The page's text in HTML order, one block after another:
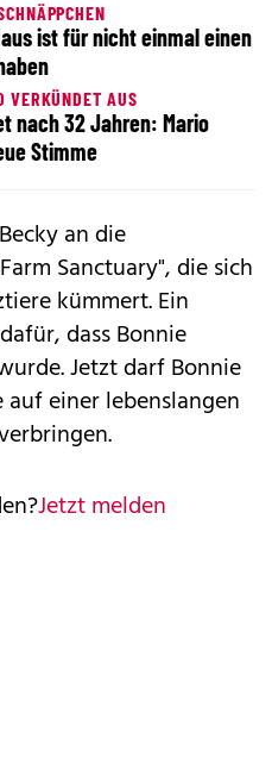
ist für nicht einmal einen
VERKÜNDET AUS
nach 32 Jahren: Mario
Stimme
an die
Sanctuary", die sich
kümmert. Ein
dass Bonnie
Jetzt darf Bonnie
einer lebenslangen
Jetzt melden